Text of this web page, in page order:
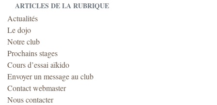
ARTICLES DE LA RUBRIQUE
Actualités
Le dojo
Notre club
Prochains stages
Cours d’essai aïkido
Envoyer un message au club
Contact webmaster
Nous contacter